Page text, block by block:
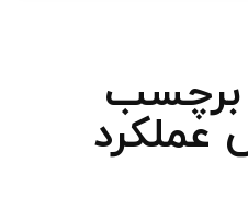
برچسب
عملکرد